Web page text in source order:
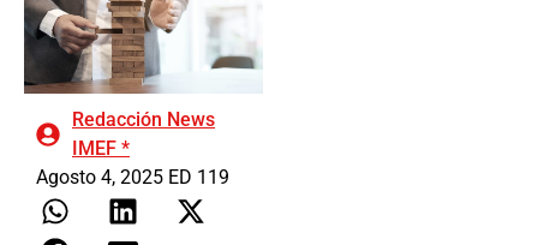
Redacción News
IMEF *
Agosto 4, 2025 ED 119